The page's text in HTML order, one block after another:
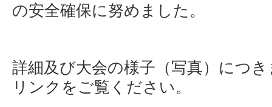
の安全確保に努めました。
詳細及び大会の様子（写真）につ
リンクをご覧ください。